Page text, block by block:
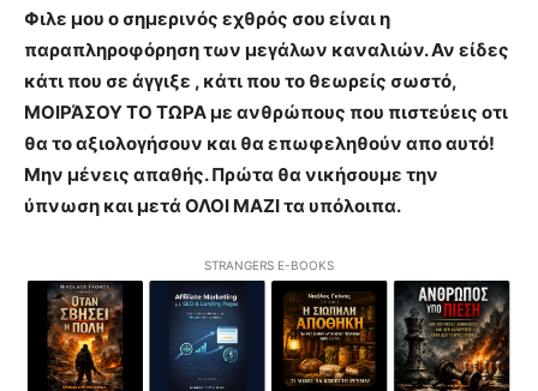
Φιλε μου ο σημερινός εχθρός σου είναι η
παραπληροφόρηση των μεγάλων καναλιών. Αν είδες
κάτι που σε άγγιξε , κάτι που το θεωρείς σωστό,
ΜΟΙΡΆΣΟΥ ΤΟ ΤΩΡΑ με ανθρώπους που πιστεύεις οτι
θα το αξιολογήσουν και θα επωφεληθούν απο αυτό!
Μην μένεις απαθής. Πρώτα θα νικήσουμε την
ύπνωση και μετά ΟΛΟΙ ΜΑΖΙ τα υπόλοιπα.
STRANGERS E-BOOKS